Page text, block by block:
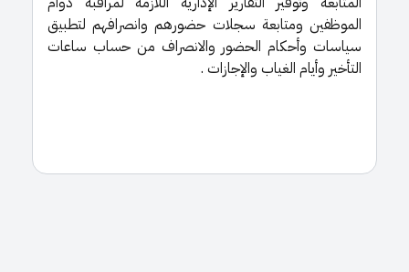
الموظفين ومتابعة سجلات حضورهم وانصرافهم لتطبيق
سياسات وأحكام الحضور والانصراف من حساب ساعات
التأخير وأيام الغياب والإجازات .​